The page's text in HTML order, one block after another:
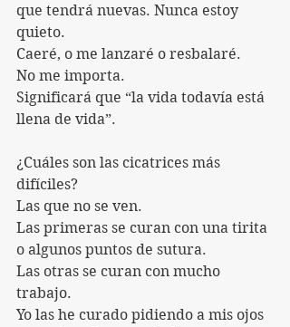
que tendrá nuevas. Nunca estoy
quieto.
Caeré, o me lanzaré o resbalaré.
No me importa.
Significará que “la vida todavía está
llena de vida”.
¿Cuáles son las cicatrices más
difíciles?
Las que no se ven.
Las primeras se curan con una tirita
o algunos puntos de sutura.
Las otras se curan con mucho
trabajo.
Yo las he curado pidiendo a mis ojos